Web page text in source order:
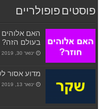
פוסטים פופולריים
האם
בעולם הזה?
ינואר 30, 2019
מדוע אסור
ינואר 13, 2019